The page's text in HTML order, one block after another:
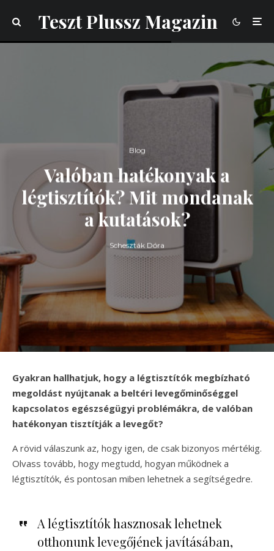
Teszt Plussz Magazin
Blog
Valóban hatékonyak a
légtisztítók? Mit mondanak
a kutatások?
Scheszták Dóra
Gyakran hallhatjuk, hogy a légtisztítók megbízható
megoldást nyújtanak a beltéri levegőminőséggel
kapcsolatos egészségügyi problémákra, de valóban
hatékonyan tisztítják a levegőt?
A rövid válaszunk az, hogy igen, de csak bizonyos mértékig.
Olvass tovább, hogy megtudd, hogyan működnek a
légtisztítók, és pontosan miben lehetnek a segítségedre.
A légtisztítók hasznosak lehetnek
otthonunk levegőjének javításában,